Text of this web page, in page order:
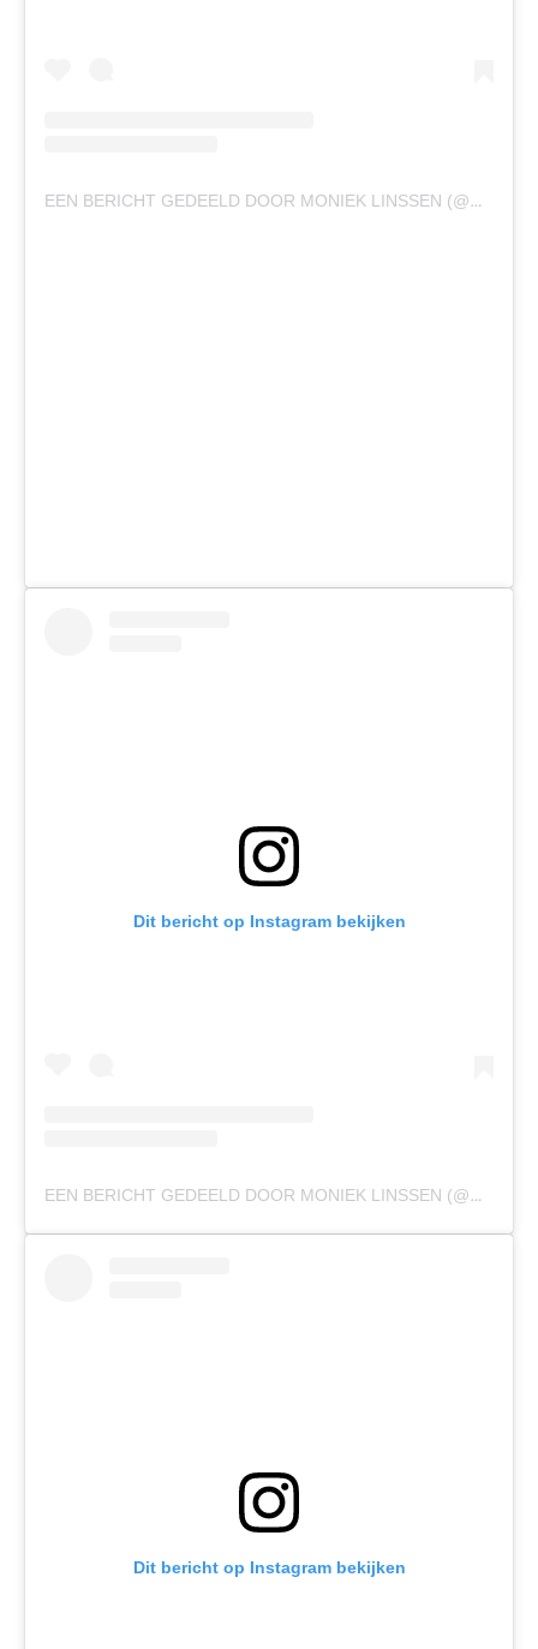
EEN BERICHT GEDEELD DOOR MONIEK LINSSEN (@MONIEKLINSSEN)
Dit bericht op Instagram bekijken
EEN BERICHT GEDEELD DOOR MONIEK LINSSEN (@MONIEKLINSSEN)
Dit bericht op Instagram bekijken